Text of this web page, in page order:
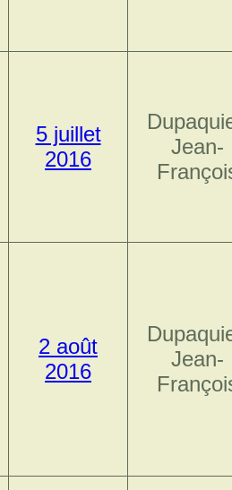
5 juillet
2016
Jean-
2 août
2016
Jean-